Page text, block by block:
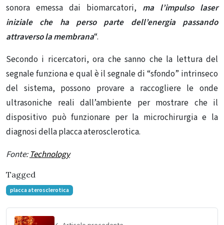
sonora emessa dai biomarcatori, ma l’impulso laser
iniziale che ha perso parte dell’energia passando
attraverso la membrana“.
Secondo i ricercatori, ora che sanno che la lettura del
segnale funziona e qual è il segnale di “sfondo” intrinseco
del sistema, possono provare a raccogliere le onde
ultrasoniche reali dall’ambiente per mostrare che il
dispositivo può funzionare per la microchirurgia e la
diagnosi della placca aterosclerotica.
Fonte: Technology
Tagged
placca aterosclerotica